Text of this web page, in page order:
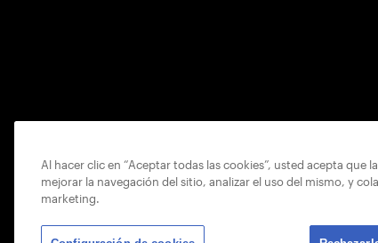
Al hacer clic en “Aceptar todas las cookies”, usted acepta que
mejorar la navegación del sitio, analizar el uso del mismo, y
marketing.